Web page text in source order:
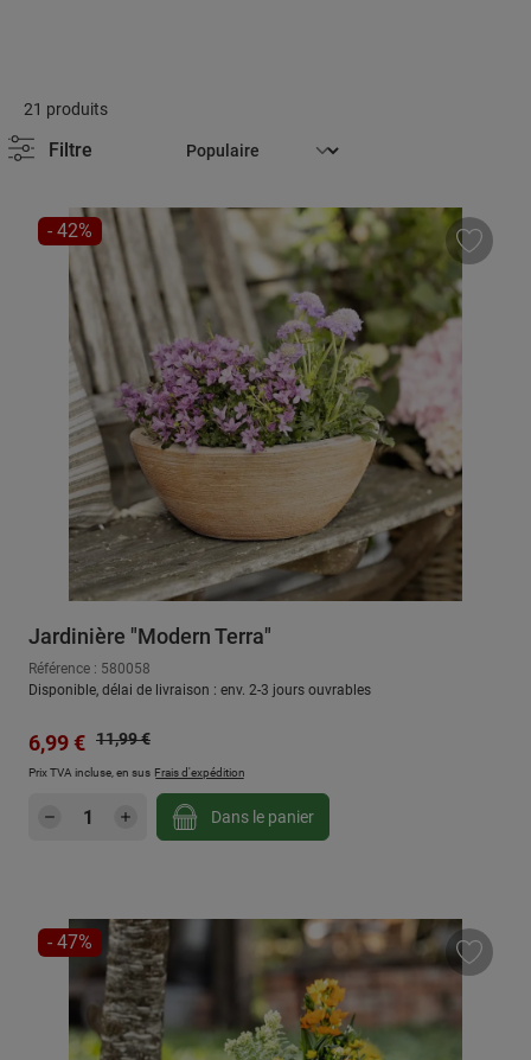
21 produits
Filtre
RÉDUCTION
- 42%
Jardinière "Modern Terra"
Référence : 580058
Disponible, délai de livraison : env. 2-3 jours ouvrables
Prix de vente :
6,99 € Prix régulier :
11,99 €
Prix TVA incluse, en sus Frais d'expédition
Quantité de produit : Entrez la quantité
Dans le panier
RÉDUCTION
- 47%